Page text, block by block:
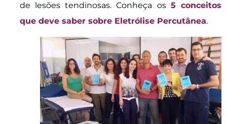
de lesões tendinosas. Conheça os 5 conceitos
que deve saber sobre Eletrólise Percutânea.